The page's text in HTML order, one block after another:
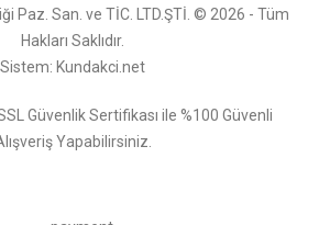
Paz. San. ve TİC. LTD.ŞTİ. © 2026 - Tüm
Hakları Saklıdır.
Sistem: Kundakci.net
Güvenlik Sertifikası ile %100 Güvenli
Yapabilirsiniz.